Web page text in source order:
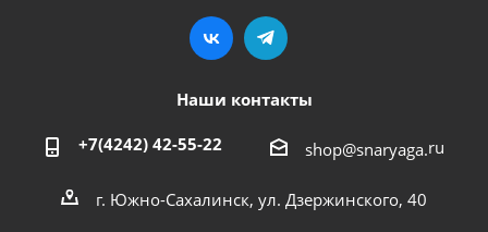
Наши контакты
+7(4242) 42-55-22 shop@snaryaga.ru
г. Южно-Сахалинск, ул. Дзержинского, 40